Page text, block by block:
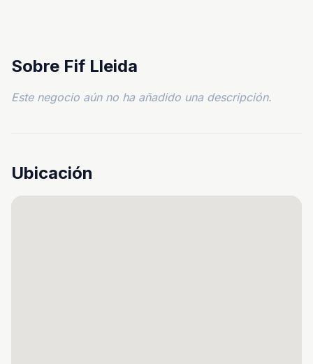
Sobre Fif Lleida
Este negocio aún no ha añadido una descripción.
Ubicación